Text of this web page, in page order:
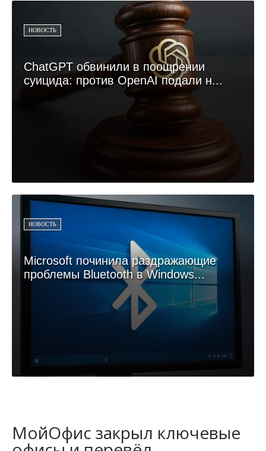
НОВОСТЬ
ChatGPT обвинили в поощрении
суицида: против OpenAI подали н...
НОВОСТЬ
Microsoft починила раздражающие
проблемы Bluetooth в Windows...
МойОфис закрыл ключевые